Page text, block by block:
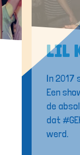
LIL
In 2017
Een
de
dat
werd.